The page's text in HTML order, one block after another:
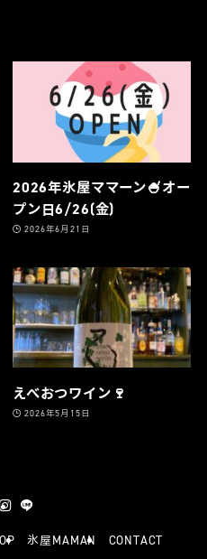
2026年氷屋ママーン🍧オー
プン日6/26(金)
2026年6月21日
えべおつワイン🍷
2026年5月15日
氷屋MAMAN
CONTACT